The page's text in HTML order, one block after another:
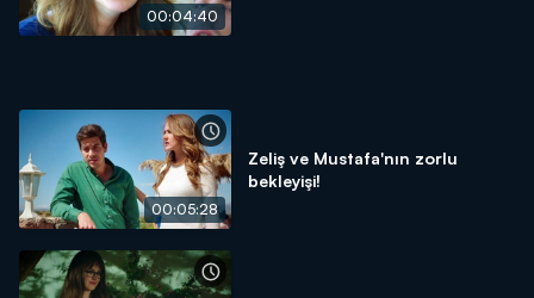
00:04:40
00:05:28
Zeliş ve Mustafa'nın zorlu
bekleyişi!